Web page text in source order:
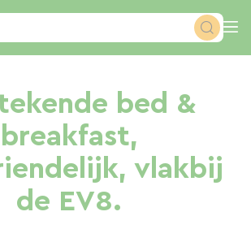
bed &
breakfast,
vlakbij
de EV8.